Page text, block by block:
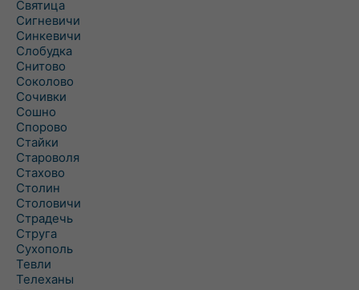
Святица
Сигневичи
Синкевичи
Слобудка
Снитово
Соколово
Сочивки
Сошно
Спорово
Стайки
Староволя
Стахово
Столин
Столовичи
Страдечь
Струга
Сухополь
Тевли
Телеханы